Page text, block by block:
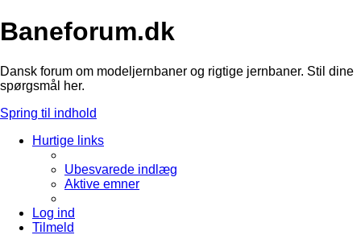
Baneforum.dk
Dansk forum om modeljernbaner og rigtige jernbaner. Stil dine
spørgsmål her.
Spring til indhold
Hurtige links
Ubesvarede indlæg
Aktive emner
Log ind
Tilmeld